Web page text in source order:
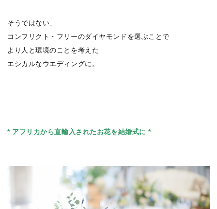
そうではない、
コンフリクト・フリーのダイヤモンドを選ぶことで
より人と環境のことを考えた
エシカルなウエディングに。
* アフリカから直輸入されたお花を結婚式に *